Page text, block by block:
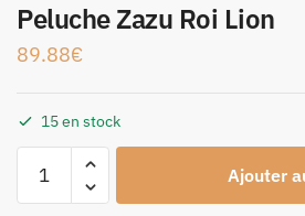
Peluche Zazu Roi Lion
89.88€
15 en stock
Ajouter